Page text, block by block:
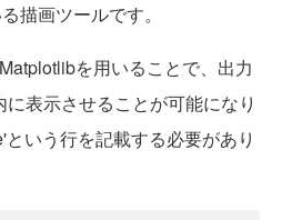
描画ツールです。
を用いることで、出力
表示させることが可能になり
いう行を記載する必要があり